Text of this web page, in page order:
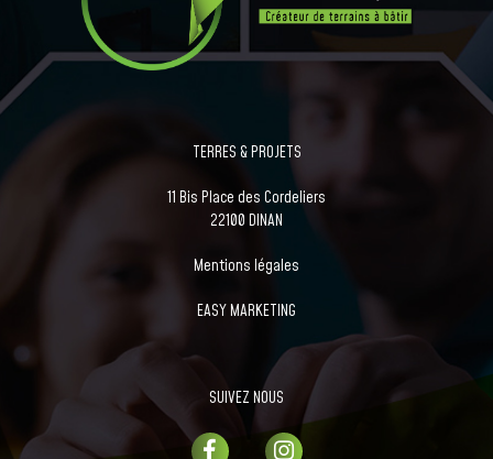
TERRES & PROJETS
11 Bis Place des Cordeliers
22100 DINAN
Mentions légales
EASY MARKETING
SUIVEZ NOUS